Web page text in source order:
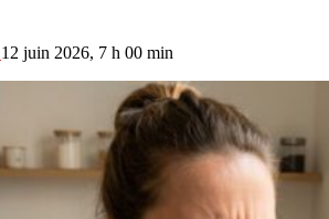
12 juin 2026, 7 h 00 min